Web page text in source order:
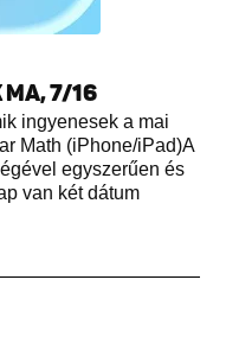
MA, 7/16
ingyenesek a mai
Math (iPhone/iPad)A
egyszerűen és
van két dátum